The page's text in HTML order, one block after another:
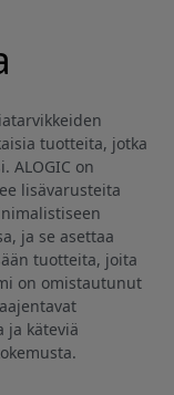
tuotteita, jotka
ALOGIC on
lisävarusteita
ja se asettaa
tuotteita, joita
on omistautunut
ja käteviä